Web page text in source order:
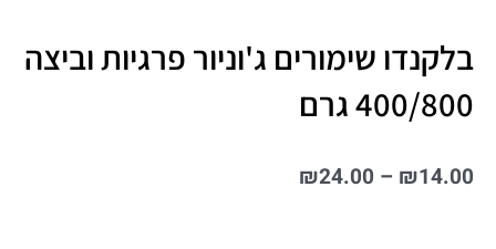
בלקנדו שימורים ג'וניור פרגיות וביצה
400/800 גרם
₪14.00
–
₪24.00